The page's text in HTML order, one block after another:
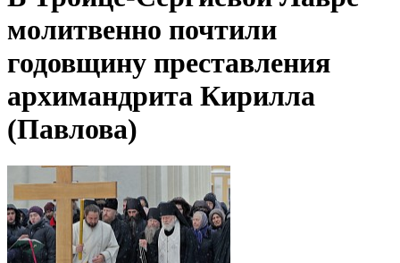
молитвенно почтили
годовщину преставления
архимандрита Кирилла
(Павлова)